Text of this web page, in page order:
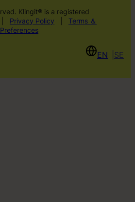
Klingit® is a registered
Privacy Policy
Terms ＆
EN SE